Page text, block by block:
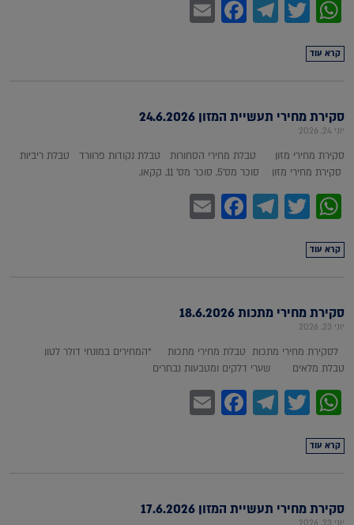
WhatsApp
Twitter
Telegram
Facebook
קרא עוד
סקירת מחירי תעשיית המזון 24.6.2026
יוני 24, 2026
סקירת מחירי מזון טבלת מחירי הסחורות טבלת נקודות פרוורד טבלת ריביות
סקירת מחירי מזון סוכר מס'5, סוכר מס' 11, קקאו,
WhatsApp
Twitter
Telegram
Facebook
קרא עוד
סקירת מחירי מתכות 18.6.2026
יוני 23, 2026
לסקירת מחירי מתכות טבלת מחירי מתכות *המחירים במונחי דולר לטון
טבלת מלאים שערי דלקים ומטבעות נבחרים
WhatsApp
Twitter
Telegram
Facebook
קרא עוד
סקירת מחירי תעשיית המזון 17.6.2026